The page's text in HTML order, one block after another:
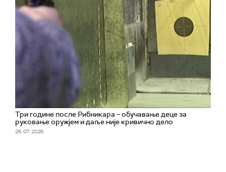
Три године после Рибникара – обучавање деце за
руковање оружјем и даље није кривично дело
26. 07. 2026.